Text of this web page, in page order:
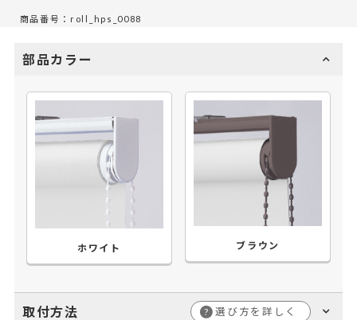
商品番号：roll_hps_0088
部品カラー
ホワイト ブラウン
取付方法 ? 選び方を詳しく